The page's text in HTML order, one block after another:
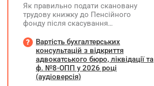
Як правильно подати скановану
трудову книжку до Пенсійного
фонду після скасування
відсутність підпису на титульній
сторінці — надсилати лише
виправлену сторінку чи всю трудову
книжку заново?
Вартість бухгалтерських
консультацій з відкриття
адвокатського бюро, ліквідації та
ф. №8-ОПП у 2026 році
(аудіоверсія)